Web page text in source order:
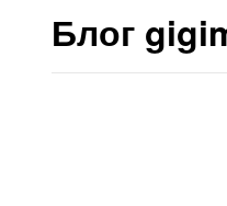
Блог